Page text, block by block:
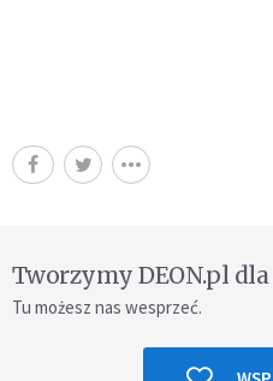
Tworzymy DEON.pl dla
Tu możesz nas wesprzeć.